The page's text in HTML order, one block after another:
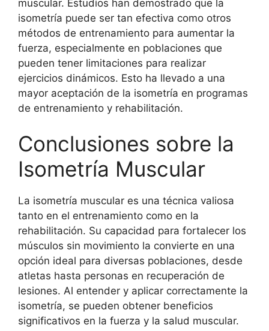
muscular. Estudios han demostrado que la
isometría puede ser tan efectiva como otros
métodos de entrenamiento para aumentar la
fuerza, especialmente en poblaciones que
pueden tener limitaciones para realizar
ejercicios dinámicos. Esto ha llevado a una
mayor aceptación de la isometría en programas
de entrenamiento y rehabilitación.
Conclusiones sobre la
Isometría Muscular
La isometría muscular es una técnica valiosa
tanto en el entrenamiento como en la
rehabilitación. Su capacidad para fortalecer los
músculos sin movimiento la convierte en una
opción ideal para diversas poblaciones, desde
atletas hasta personas en recuperación de
lesiones. Al entender y aplicar correctamente la
isometría, se pueden obtener beneficios
significativos en la fuerza y la salud muscular.